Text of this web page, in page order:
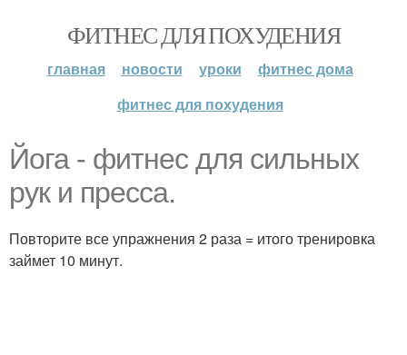
ФИТНЕС ДЛЯ ПОХУДЕНИЯ
главная новости уроки
фитнес дома
фитнес для похудения
Йога - фитнес для сильных
рук и пресса.
Повторите все упражнения 2 раза = итого тренировка
займет 10 минут.